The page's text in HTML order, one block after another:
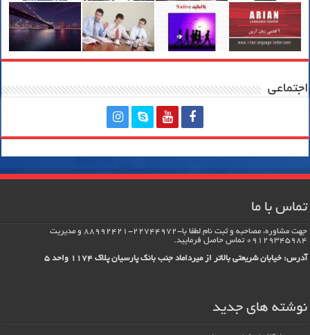
اجتماعی
تماس با ما
جهت مشاوره، مصاحبه و ثبت نام لطفا با-22744972-88992421 و مدیریت
09129345984 تماس حاصل فرماييد.
آدرس: خیابان شریعتی بالاتر از میرداماد جنب بانک پارسیان پلاک 1174 واحد 5
نوشته های جدید